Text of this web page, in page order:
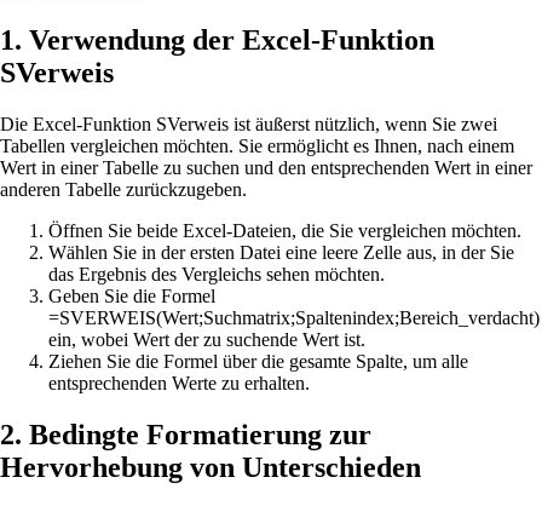
1. Verwendung der Excel-Funktion
SVerweis
Die Excel-Funktion SVerweis ist äußerst nützlich, wenn Sie zwei
Tabellen vergleichen möchten. Sie ermöglicht es Ihnen, nach einem
Wert in einer Tabelle zu suchen und den entsprechenden Wert in einer
anderen Tabelle zurückzugeben.
Öffnen Sie beide Excel-Dateien, die Sie vergleichen möchten.
Wählen Sie in der ersten Datei eine leere Zelle aus, in der Sie
das Ergebnis des Vergleichs sehen möchten.
Geben Sie die Formel
=SVERWEIS(Wert;Suchmatrix;Spaltenindex;Bereich_verdacht)
ein, wobei Wert der zu suchende Wert ist.
Ziehen Sie die Formel über die gesamte Spalte, um alle
entsprechenden Werte zu erhalten.
2. Bedingte Formatierung zur
Hervorhebung von Unterschieden